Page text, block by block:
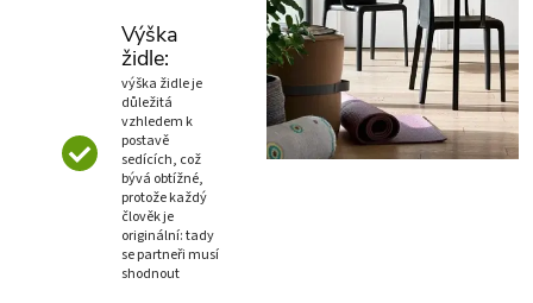
Výška
židle:
výška židle je
důležitá
vzhledem k
postavě
sedících, což
bývá obtížné,
protože každý
člověk je
originální: tady
se partneři musí
shodnout